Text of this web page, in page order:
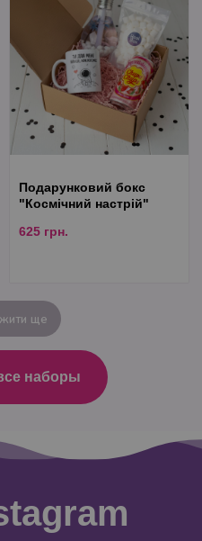
Подарунковий бокс
"Космічний настрій"
625 грн.
ще
наборы